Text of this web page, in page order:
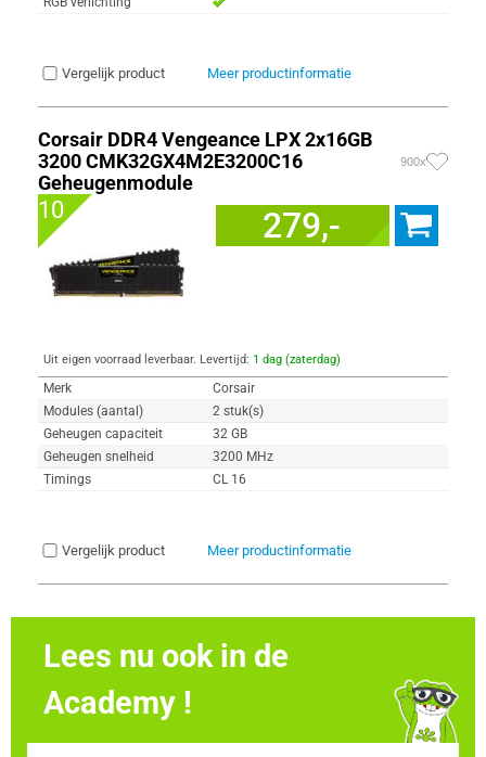
Vergelijk product Meer productinformatie
Corsair DDR4 Vengeance LPX 2x16GB
3200 CMK32GX4M2E3200C16
Geheugenmodule
900x
10 279,-
Uit eigen voorraad leverbaar. Levertijd: 1 dag (zaterdag)
Merk
Corsair
Modules (aantal)
2 stuk(s)
Geheugen capaciteit
32 GB
Geheugen snelheid
3200 MHz
Timings
CL 16
Vergelijk product Meer productinformatie
Lees nu ook in de
Academy !